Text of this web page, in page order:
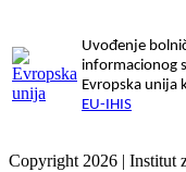
Uvođenje
informacionog
Evropska unija
EU-IHIS
Copyright 2026 | Institut